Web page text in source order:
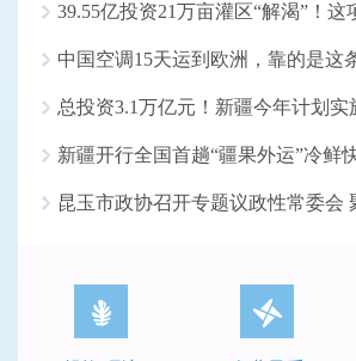
中国空调15天运到欧洲，靠的是这
总投资3.1万亿元！新疆今年计划实
新疆开行全国首趟“疆果外运”冷鲜